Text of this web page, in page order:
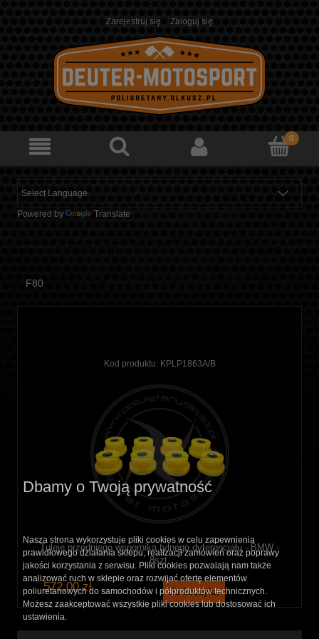
Zarejestruj się Zaloguj się
Powered by Translate
F80
Kod produktu: KPLP1863A/B
Tuleje przedniego wspornika tylnego dyferencjału - BMW -
8szt.
572,00 zł do koszyka
Dbamy o Twoją prywatność
Nasza strona wykorzystuje pliki cookies w celu zapewnienia
prawidłowego działania sklepu, realizacji zamówień oraz poprawy
jakości korzystania z serwisu. Pliki cookies pozwalają nam także
analizować ruch w sklepie oraz rozwijać ofertę elementów
poliuretanowych do samochodów i półproduktów technicznych.
Możesz zaakceptować wszystkie pliki cookies lub dostosować ich
ustawienia.